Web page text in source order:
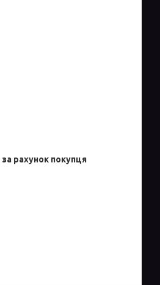
за рахунок покупця